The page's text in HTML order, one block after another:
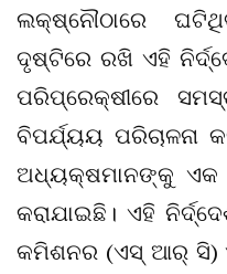
ଲକ୍ଷ୍ନୌଠାରେ
ଦୃଷ୍ଟିରେ ରଖି ଏହି
ପରିପ୍ରେକ୍ଷୀରେ
ବିପର୍ଯ୍ୟୟ ପରିଚାଳନା
ଅଧ୍ୟକ୍ଷମାନଙ୍କୁ ଏକ
କରାଯାଇଛି। ଏହି
କମିଶନର (ଏସ୍ ଆର୍ ସି)